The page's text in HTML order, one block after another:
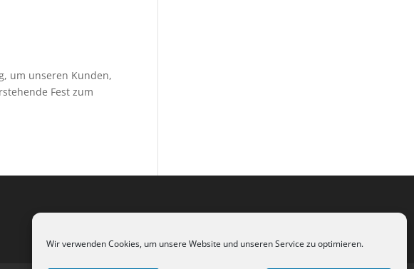
Wir verwenden Cookies, um unsere Website und unseren Service zu optimieren.
um unseren Kunden,
Fest zum